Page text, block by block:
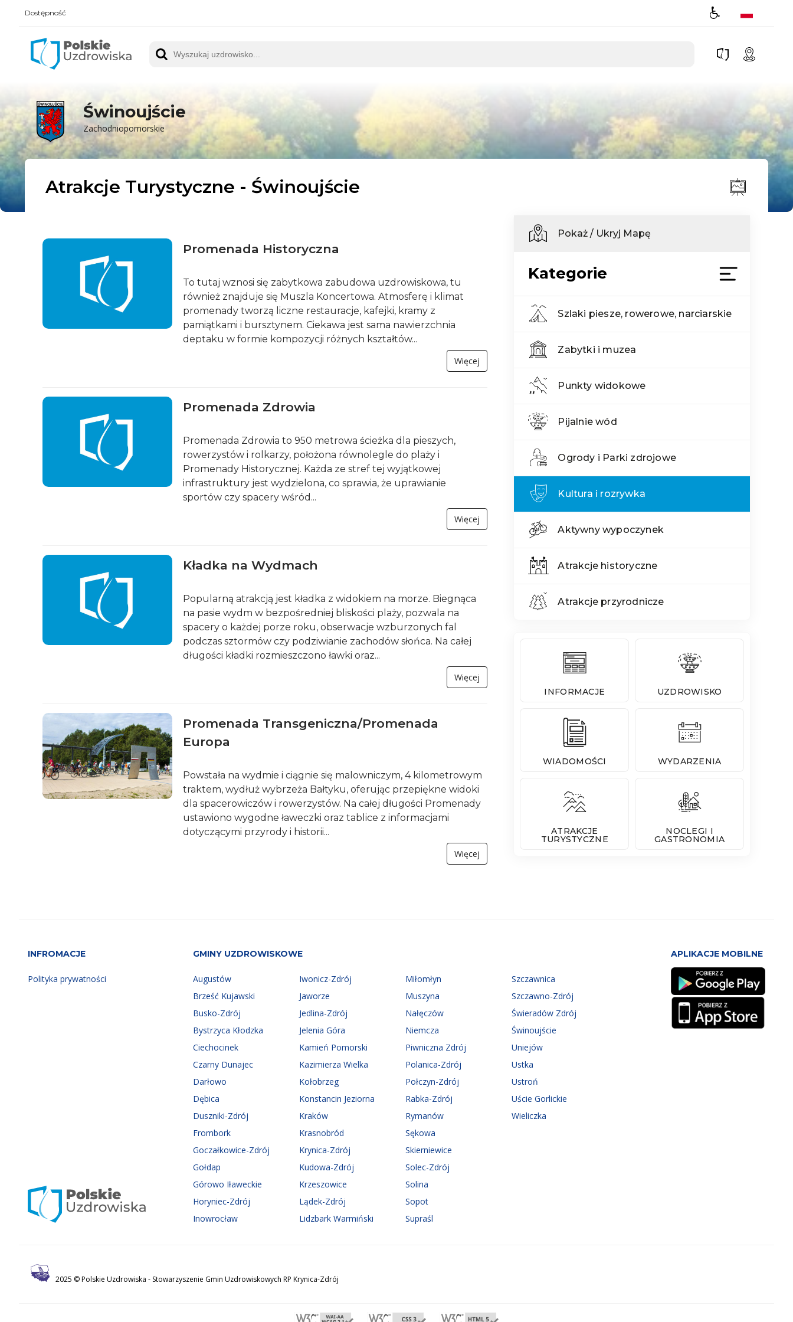
Dostępność
Świnoujście
Zachodniopomorskie
Atrakcje Turystyczne - Świnoujście
Pokaż / Ukryj Mapę
Kategorie
Szlaki piesze, rowerowe, narciarskie
Zabytki i muzea
Punkty widokowe
Pijalnie wód
Ogrody i Parki zdrojowe
Kultura i rozrywka
Aktywny wypoczynek
Atrakcje historyczne
Atrakcje przyrodnicze
INFORMACJE UZDROWISKO
WIADOMOŚCI WYDARZENIA
ATRAKCJE
TURYSTYCZNE
NOCLEGI I
GASTRONOMIA
Promenada Historyczna
To tutaj wznosi się zabytkowa zabudowa uzdrowiskowa, tu
również znajduje się Muszla Koncertowa. Atmosferę i klimat
promenady tworzą liczne restauracje, kafejki, kramy z
pamiątkami i bursztynem. Ciekawa jest sama nawierzchnia
deptaku w formie kompozycji różnych kształtów...
Więcej
Promenada Zdrowia
Promenada Zdrowia to 950 metrowa ścieżka dla pieszych,
rowerzystów i rolkarzy, położona równolegle do plaży i
Promenady Historycznej. Każda ze stref tej wyjątkowej
infrastruktury jest wydzielona, co sprawia, że uprawianie
sportów czy spacery wśród...
Więcej
Kładka na Wydmach
Popularną atrakcją jest kładka z widokiem na morze. Biegnąca
na pasie wydm w bezpośredniej bliskości plaży, pozwala na
spacery o każdej porze roku, obserwacje wzburzonych fal
podczas sztormów czy podziwianie zachodów słońca. Na całej
długości kładki rozmieszczono ławki oraz...
Więcej
Promenada Transgeniczna/Promenada
Europa
Powstała na wydmie i ciągnie się malowniczym, 4 kilometrowym
traktem, wydłuż wybrzeża Bałtyku, oferując przepiękne widoki
dla spacerowiczów i rowerzystów. Na całej długości Promenady
ustawiono wygodne ławeczki oraz tablice z informacjami
dotyczącymi przyrody i historii...
Więcej
INFROMACJE
Polityka prywatności
GMINY UZDROWISKOWE
Augustów
Brześć Kujawski
Busko-Zdrój
Bystrzyca Kłodzka
Ciechocinek
Czarny Dunajec
Darłowo
Dębica
Duszniki-Zdrój
Frombork
Goczałkowice-Zdrój
Gołdap
Górowo Iławeckie
Horyniec-Zdrój
Inowrocław
Iwonicz-Zdrój
Jaworze
Jedlina-Zdrój
Jelenia Góra
Kamień Pomorski
Kazimierza Wielka
Kołobrzeg
Konstancin Jeziorna
Kraków
Krasnobród
Krynica-Zdrój
Kudowa-Zdrój
Krzeszowice
Lądek-Zdrój
Lidzbark Warmiński
Miłomłyn
Muszyna
Nałęczów
Niemcza
Piwniczna Zdrój
Polanica-Zdrój
Połczyn-Zdrój
Rabka-Zdrój
Rymanów
Sękowa
Skierniewice
Solec-Zdrój
Solina
Sopot
Supraśl
Szczawnica
Szczawno-Zdrój
Świeradów Zdrój
Świnoujście
Uniejów
Ustka
Ustroń
Uście Gorlickie
Wieliczka
APLIKACJE MOBILNE
2025 © Polskie Uzdrowiska - Stowarzyszenie Gmin Uzdrowiskowych RP Krynica-Zdrój